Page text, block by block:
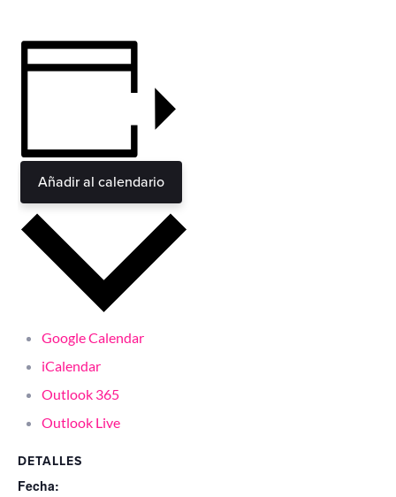
Añadir al calendario
Google Calendar
iCalendar
Outlook 365
Outlook Live
DETALLES
Fecha: